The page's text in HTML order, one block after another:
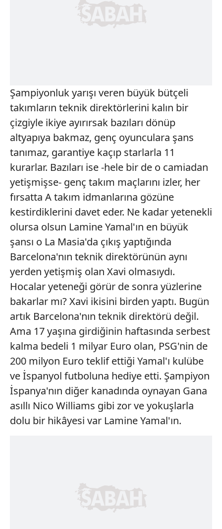
Şampiyonluk yarışı veren büyük bütçeli
takımların teknik direktörlerini kalın bir
çizgiyle ikiye ayırırsak bazıları dönüp
altyapıya bakmaz, genç oyunculara şans
tanımaz, garantiye kaçıp starlarla 11
kurarlar. Bazıları ise -hele bir de o camiadan
yetişmişse- genç takım maçlarını izler, her
fırsatta A takım idmanlarına gözüne
kestirdiklerini davet eder. Ne kadar yetenekli
olursa olsun Lamine Yamal'ın en büyük
şansı o La Masia'da çıkış yaptığında
Barcelona'nın teknik direktörünün aynı
yerden yetişmiş olan Xavi olmasıydı.
Hocalar yeteneği görür de sonra yüzlerine
bakarlar mı? Xavi ikisini birden yaptı. Bugün
artık Barcelona'nın teknik direktörü değil.
Ama 17 yaşına girdiğinin haftasında serbest
kalma bedeli 1 milyar Euro olan, PSG'nin de
200 milyon Euro teklif ettiği Yamal'ı kulübe
ve İspanyol futboluna hediye etti. Şampiyon
İspanya'nın diğer kanadında oynayan Gana
asıllı Nico Williams gibi zor ve yokuşlarla
dolu bir hikâyesi var Lamine Yamal'ın.